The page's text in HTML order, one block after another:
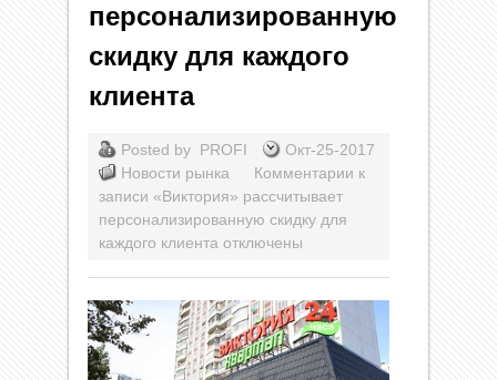
персонализированную
скидку для каждого
клиента
Posted by PROFI
Окт-25-2017
Новости рынка
Комментарии к
записи «Виктория» рассчитывает
персонализированную скидку для
каждого клиента отключены